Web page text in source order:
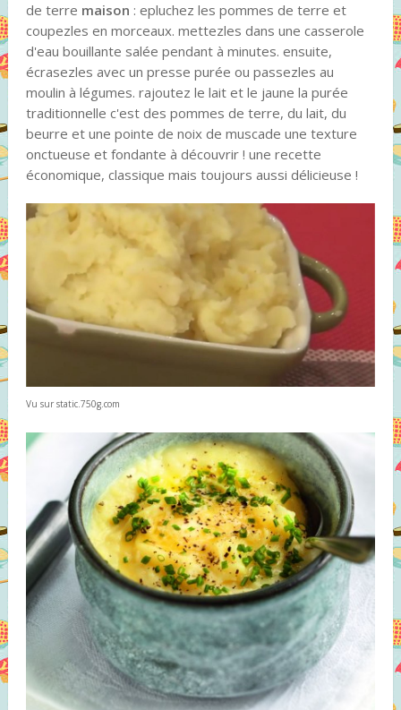
de terre maison : epluchez les pommes de terre et
coupezles en morceaux. mettezles dans une casserole
d'eau bouillante salée pendant à minutes. ensuite,
écrasezles avec un presse purée ou passezles au
moulin à légumes. rajoutez le lait et le jaune la purée
traditionnelle c'est des pommes de terre, du lait, du
beurre et une pointe de noix de muscade une texture
onctueuse et fondante à découvrir ! une recette
économique, classique mais toujours aussi délicieuse !
Vu sur static.750g.com